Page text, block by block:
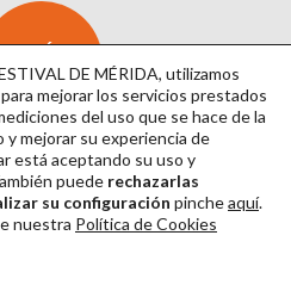
BOLETÍN
Axel Kacelnik
DE MÉRIDA, utilizamos
mejorar los servicios prestados
del uso que se hace de la
mejorar su experiencia de
está aceptando su uso y
puede rechazarlas
su configuración pincheaquí.
nuestra Política de Cookies